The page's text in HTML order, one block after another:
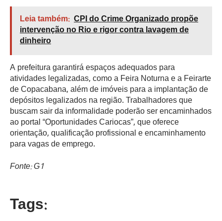
Leia também: CPI do Crime Organizado propõe
intervenção no Rio e rigor contra lavagem de
dinheiro
A prefeitura garantirá espaços adequados para
atividades legalizadas, como a Feira Noturna e a Feirarte
de Copacabana, além de imóveis para a implantação de
depósitos legalizados na região. Trabalhadores que
buscam sair da informalidade poderão ser encaminhados
ao portal “Oportunidades Cariocas”, que oferece
orientação, qualificação profissional e encaminhamento
para vagas de emprego.
Fonte: G1
Tags: